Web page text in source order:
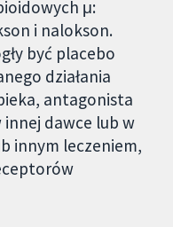
μ:
i nalokson.
być placebo
działania
antagonista
dawce lub w
innym leczeniem,